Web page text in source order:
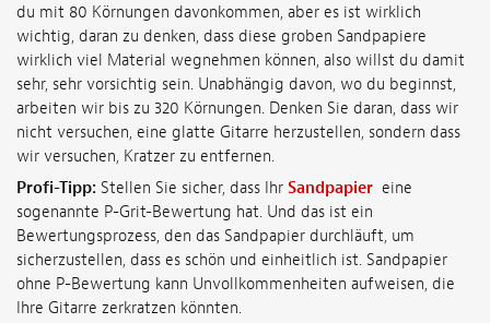
du mit 80 Körnungen davonkommen, aber es ist wirklich
wichtig, daran zu denken, dass diese groben Sandpapiere
wirklich viel Material wegnehmen können, also willst du damit
sehr, sehr vorsichtig sein. Unabhängig davon, wo du beginnst,
arbeiten wir bis zu 320 Körnungen. Denken Sie daran, dass wir
nicht versuchen, eine glatte Gitarre herzustellen, sondern dass
wir versuchen, Kratzer zu entfernen.
Profi-Tipp: Stellen Sie sicher, dass Ihr Sandpapier eine
sogenannte P-Grit-Bewertung hat. Und das ist ein
Bewertungsprozess, den das Sandpapier durchläuft, um
sicherzustellen, dass es schön und einheitlich ist. Sandpapier
ohne P-Bewertung kann Unvollkommenheiten aufweisen, die
Ihre Gitarre zerkratzen könnten.